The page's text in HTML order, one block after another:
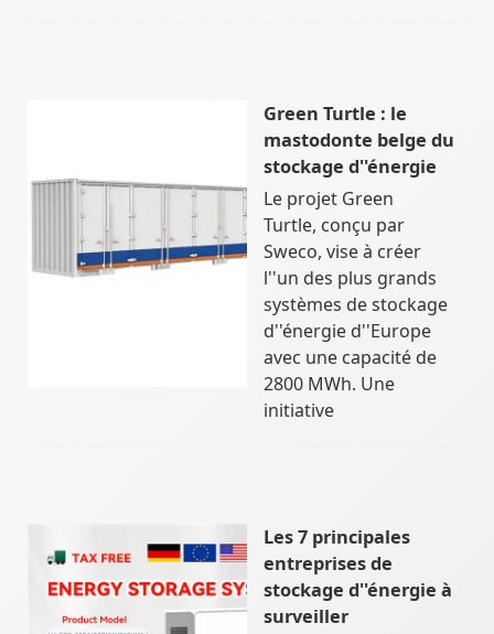
Green Turtle : le
mastodonte belge du
stockage d''énergie
Le projet Green
Turtle, conçu par
Sweco, vise à créer
l''un des plus grands
systèmes de stockage
d''énergie d''Europe
avec une capacité de
2800 MWh. Une
initiative
Les 7 principales
entreprises de
stockage d''énergie à
surveiller